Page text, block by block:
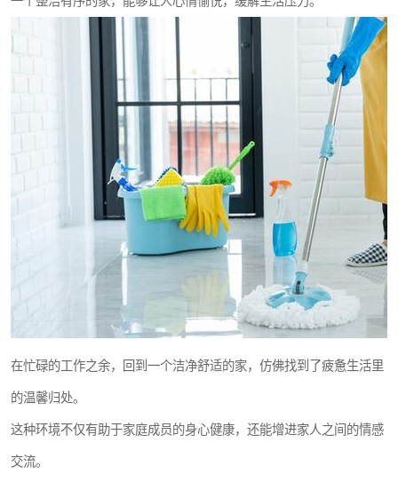
在忙碌的工作之余，回到一个洁净舒适的家，仿佛找到了疲惫生活里
的温馨归处。
这种环境不仅有助于家庭成员的身心健康，还能增进家人之间的情感
交流。